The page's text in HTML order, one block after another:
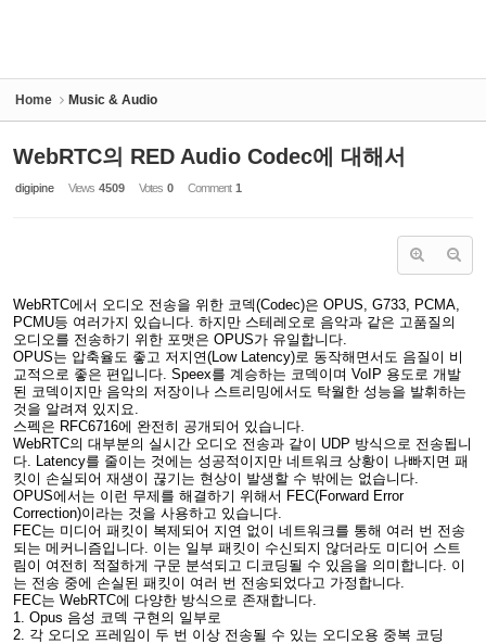
Home Music & Audio
WebRTC의 RED Audio Codec에 대해서
digipine Views 4509 Votes 0 Comment 1
WebRTC에서 오디오 전송을 위한 코덱(Codec)은 OPUS, G733, PCMA,
PCMU등 여러가지 있습니다. 하지만 스테레오로 음악과 같은 고품질의
오디오를 전송하기 위한 포맷은 OPUS가 유일합니다.
OPUS는 압축율도 좋고 저지연(Low Latency)로 동작해면서도 음질이 비
교적으로 좋은 편입니다. Speex를 계승하는 코덱이며 VoIP 용도로 개발
된 코덱이지만 음악의 저장이나 스트리밍에서도 탁월한 성능을 발휘하는
것을 알려져 있지요.
스펙은 RFC6716에 완전히 공개되어 있습니다.
WebRTC의 대부분의 실시간 오디오 전송과 같이 UDP 방식으로 전송됩니
다. Latency를 줄이는 것에는 성공적이지만 네트워크 상황이 나빠지면 패
킷이 손실되어 재생이 끊기는 현상이 발생할 수 밖에는 없습니다.
OPUS에서는 이런 무제를 해결하기 위해서 FEC(Forward Error
Correction)이라는 것을 사용하고 있습니다.
FEC는 미디어 패킷이 복제되어 지연 없이 네트워크를 통해 여러 번 전송
되는 메커니즘입니다. 이는 일부 패킷이 수신되지 않더라도 미디어 스트
림이 여전히 적절하게 구문 분석되고 디코딩될 수 있음을 의미합니다. 이
는 전송 중에 손실된 패킷이 여러 번 전송되었다고 가정합니다.
FEC는 WebRTC에 다양한 방식으로 존재합니다.
1. Opus 음성 코덱 구현의 일부로
2. 각 오디오 프레임이 두 번 이상 전송될 수 있는 오디오용 중복 코딩